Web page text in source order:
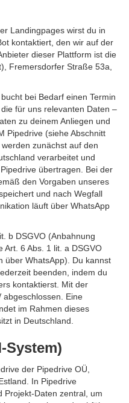
Landingpages wirst du in
kontaktiert, den wir auf der
dieser Plattform ist die
Fremersdorfer Straße 53a,
bei Bedarf einen Termin
für uns relevanten Daten –
zu deinem Anliegen und
Pipedrive (siehe Abschnitt
zunächst auf den
verarbeitet und
übertragen. Bei der
den Vorgaben unseres
und nach Wegfall
läuft über WhatsApp
b DSGVO (Anbahnung
Art. 6 Abs. 1 lit. a DSGVO
über WhatsApp). Du kannst
beenden, indem du
kontaktierst. Mit der
abgeschlossen. Eine
im Rahmen dieses
in Deutschland.
System)
der Pipedrive OÜ,
In Pipedrive
Projekt-Daten zentral, um